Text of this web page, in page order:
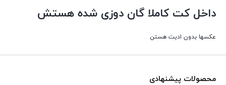
داخل کت کاملا گان دوزی شده هستش
عکسها بدون ادیت هستن
محصولات پیشنهادی